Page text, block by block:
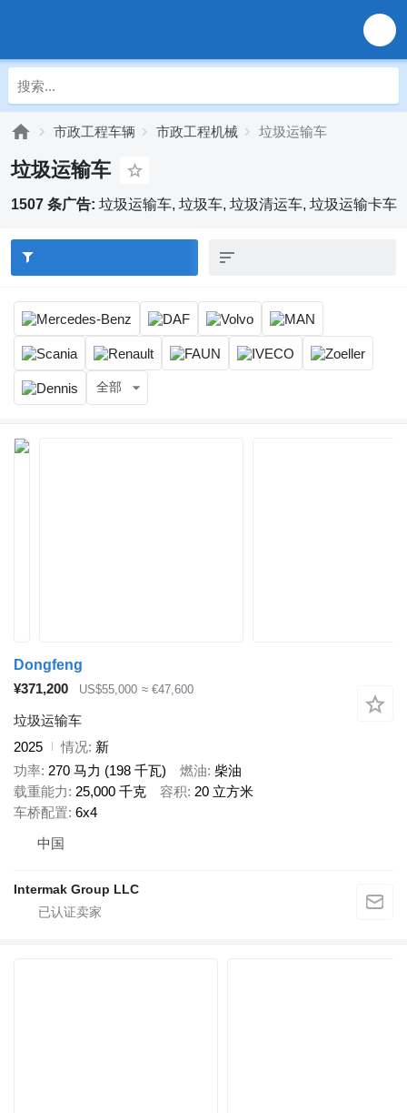
市政工程车辆 市政工程机械 垃圾运输车
垃圾运输车
1507 条广告: 垃圾运输车, 垃圾车, 垃圾清运车, 垃圾运输卡车
全部
Dongfeng
¥371,200
US$55,000 ≈ €47,600
垃圾运输车
2025
情况 新
功率 270 马力 (198 千瓦) 燃油 柴油
载重能力
25,000 千克 容积 20 立方米
车桥配置 6x4
中国
Intermak Group LLC